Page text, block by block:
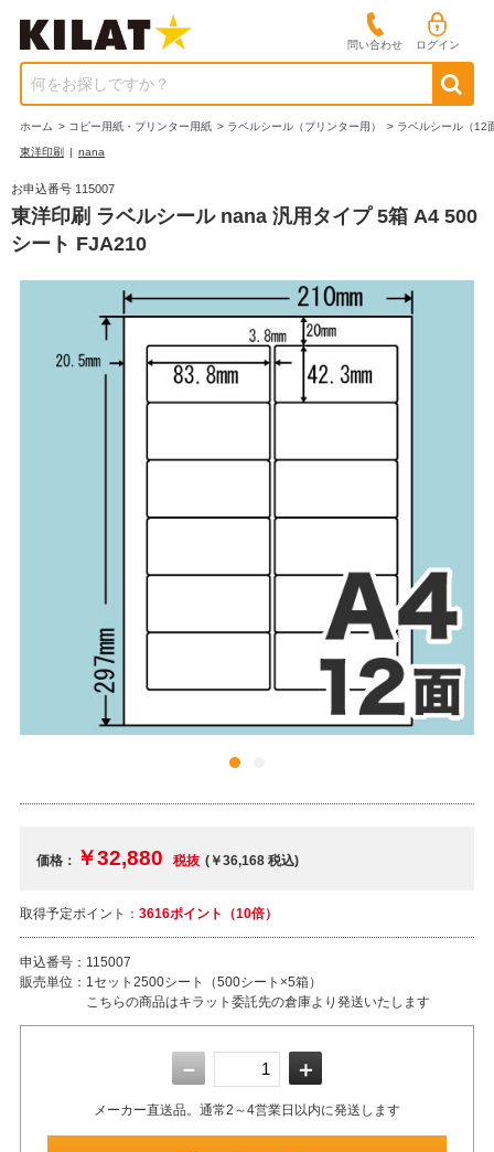
問い合わせ ログイン
何をお探しですか？
ホーム > コピー用紙・プリンター用紙 > ラベルシール（プリンター用） > ラベルシール（12
東洋印刷 | nana
お申込番号 115007
東洋印刷 ラベルシール nana 汎用タイプ 5箱 A4 500
シート FJA210
価格： ￥32,880 税抜 (￥36,168税込)
取得予定ポイント： 3616ポイント（10倍）
申込番号： 115007
販売単位： 1セット2500シート（500シート×5箱）
こちらの商品はキラット委託先の倉庫より発送いたします
－ ＋
メーカー直送品。通常2～4営業日以内に発送します